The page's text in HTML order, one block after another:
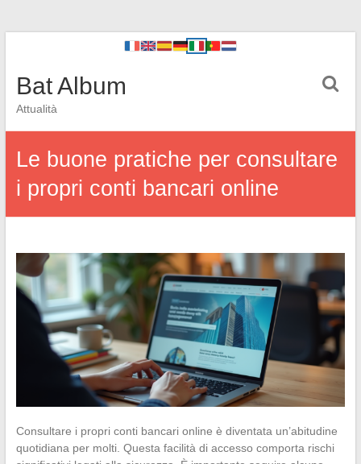
Bat Album
Attualità
Le buone pratiche per consultare
i propri conti bancari online
Consultare i propri conti bancari online è diventata un’abitudine
quotidiana per molti. Questa facilità di accesso comporta rischi